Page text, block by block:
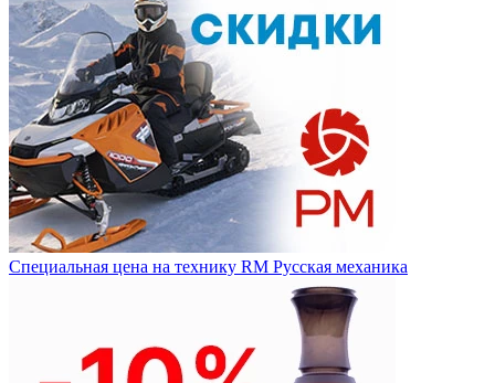
Специальная цена на технику RM Русская механика